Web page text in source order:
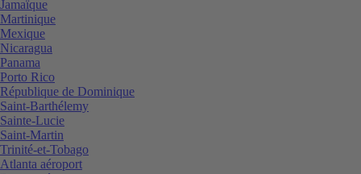
Jamaïque
Martinique
Mexique
Nicaragua
Panama
Porto Rico
République de Dominique
Saint-Barthélemy
Sainte-Lucie
Saint-Martin
Trinité-et-Tobago
Atlanta aéroport